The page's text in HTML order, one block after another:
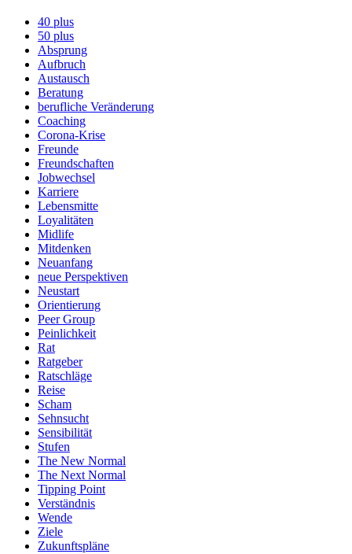
40 plus
50 plus
Absprung
Aufbruch
Austausch
Beratung
berufliche Veränderung
Coaching
Corona-Krise
Freunde
Freundschaften
Jobwechsel
Karriere
Lebensmitte
Loyalitäten
Midlife
Mitdenken
Neuanfang
neue Perspektiven
Neustart
Orientierung
Peer Group
Peinlichkeit
Rat
Ratgeber
Ratschläge
Reise
Scham
Sehnsucht
Sensibilität
Stufen
The New Normal
The Next Normal
Tipping Point
Verständnis
Wende
Ziele
Zukunftspläne